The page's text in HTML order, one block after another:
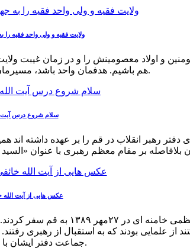
ولایت فقیه و ولی واحد فقیه
و اولاد معصومینش را و در زمان غیبت
هم باشیم. هدفمان واحد باشد، مسیرمان واحد باشد، ولایتمان واحد باشد، ولی‌مان واحد باشد.
سلام شروع درس آیت
دفتر رهبر انقلاب در قم را بر عهده داشته
عکس هایی از آیت الله
علمایی بودند که به استقبال از رهبری
جماعت دفتر ایشان با «آیت الله عبدالله خائفی گیلانی» بود.